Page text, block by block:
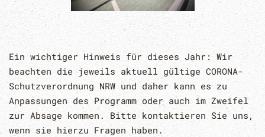
Ein wichtiger Hinweis für dieses Jahr: Wir
beachten die jeweils aktuell gültige CORONA-
Schutzverordnung NRW und daher kann es zu
Anpassungen des Programm oder auch im Zweifel
zur Absage kommen. Bitte kontaktieren Sie uns,
wenn sie hierzu Fragen haben.